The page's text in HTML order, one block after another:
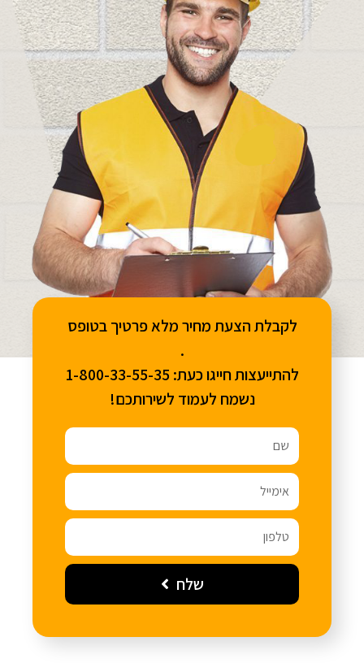
לקבלת הצעת מחיר מלא פרטיך בטופס
.
להתייעצות חייגו כעת: 1-800-33-55-35
נשמח לעמוד לשירותכם!
שלח